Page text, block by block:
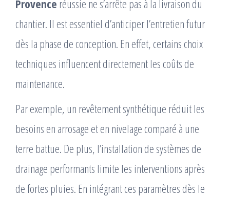
Provence réussie ne s’arrête pas à la livraison du
chantier. Il est essentiel d’anticiper l’entretien futur
dès la phase de conception. En effet, certains choix
techniques influencent directement les coûts de
maintenance.
Par exemple, un revêtement synthétique réduit les
besoins en arrosage et en nivelage comparé à une
terre battue. De plus, l’installation de systèmes de
drainage performants limite les interventions après
de fortes pluies. En intégrant ces paramètres dès le